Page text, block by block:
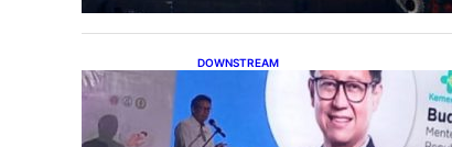
DOWNSTREAM
Digitalisasi Alat-Alat
Kesehatan Dukung
Pertumbuhan Industri Alkes